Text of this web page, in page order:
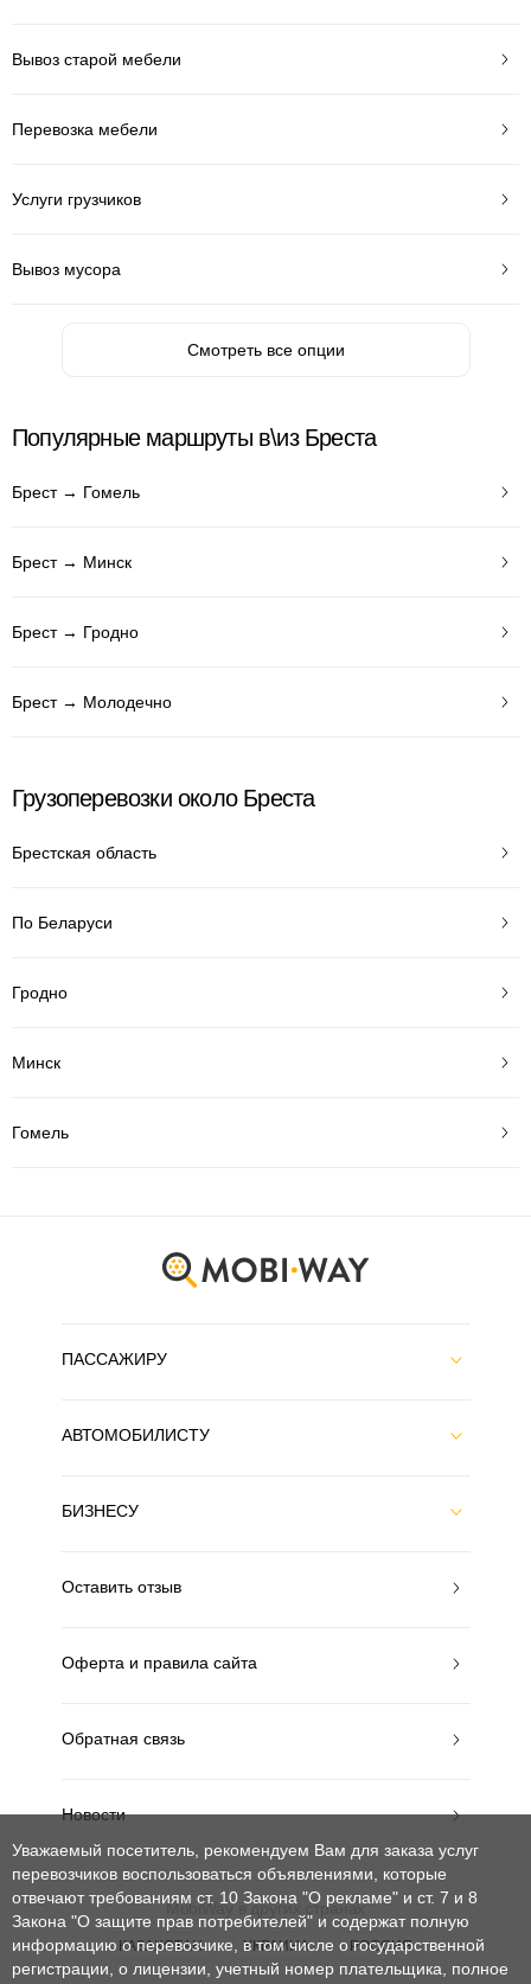
Вывоз старой мебели
Перевозка мебели
Услуги грузчиков
Вывоз мусора
Смотреть все опции
Популярные маршруты в\из Бреста
Брест → Гомель
Брест → Минск
Брест → Гродно
Брест → Молодечно
Грузоперевозки около Бреста
Брестская область
По Беларуси
Гродно
Минск
Гомель
ПАССАЖИРУ
АВТОМОБИЛИСТУ
БИЗНЕСУ
Оставить отзыв
Оферта и правила сайта
Обратная связь
Новости
MobiWay в других странах
КАЗАХСТАН УКРАИНА РОССИЯ
Уважаемый посетитель, рекомендуем Вам для заказа услуг
перевозчиков воспользоваться объявлениями, которые
отвечают требованиям ст. 10 Закона "О рекламе" и ст. 7 и 8
Закона "О защите прав потребителей" и содержат полную
информацию о перевозчике, в том числе о государственной
регистрации, о лицензии, учетный номер плательщика, полное